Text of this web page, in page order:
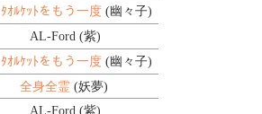
ﾀｵﾙｹｯﾄをもう一度 (幽々子)
AL-Ford (紫)
ﾀｵﾙｹｯﾄをもう一度 (幽々子)
全身全霊 (妖夢)
AL-Ford (紫)